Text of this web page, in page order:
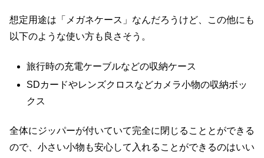
想定用途は「メガネケース」なんだろうけど、この他にも
以下のような使い方も良さそう。
旅行時の充電ケーブルなどの収納ケース
SDカードやレンズクロスなどカメラ小物の収納ボッ
クス
全体にジッパーが付いていて完全に閉じることとができる
ので、小さい小物も安心して入れることができるのはいい